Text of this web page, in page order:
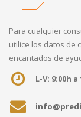
Para cualquier
utilice los datos de
encantados de
L-V: 9:00h a